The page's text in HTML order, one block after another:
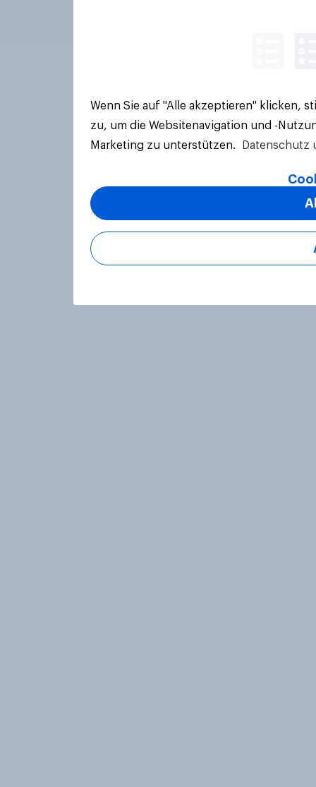
Wenn Sie auf "Alle akzeptieren" klicken,
zu, um die Websitenavigation und -
Marketing zu unterstützen.
Datenschutz